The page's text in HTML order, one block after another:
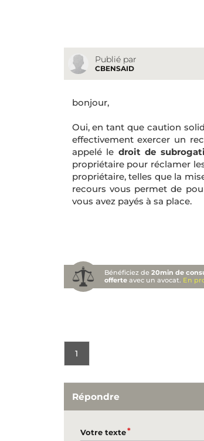
Publié par
CBENSAID
bonjour,
Oui, en tant que caution
effectivement exercer un
appelé le droit de
propriétaire pour réclamer
propriétaire, telles que la
recours vous permet de
vous avez payés à sa place.
Bénéficiez de20min de
offerte avec un avocat. En
1
Répondre
Votre texte